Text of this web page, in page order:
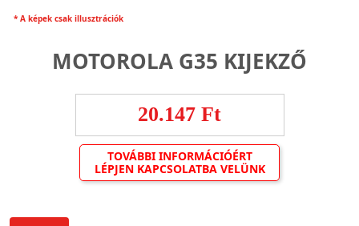
* A képek csak illusztrációk
MOTOROLA G35 KIJEKZŐ
20.147 Ft
TOVÁBBI INFORMÁCIÓÉRT
LÉPJEN KAPCSOLATBA VELÜNK